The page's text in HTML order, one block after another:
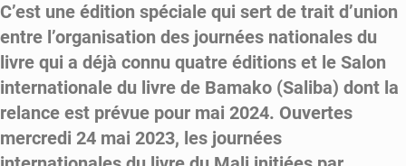
C’est une édition spéciale qui sert de trait d’union
entre l’organisation des journées nationales du
livre qui a déjà connu quatre éditions et le Salon
internationale du livre de Bamako (Saliba) dont la
relance est prévue pour mai 2024. Ouvertes
mercredi 24 mai 2023, les journées